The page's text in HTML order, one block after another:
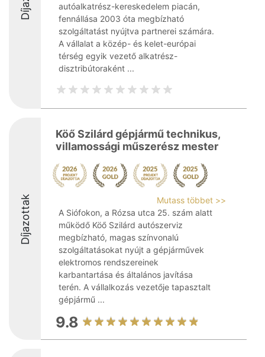
autóalkatrész-kereskedelem piacán,
fennállása 2003 óta megbízható
szolgáltatást nyújtva partnerei számára.
A vállalat a közép- és kelet-európai
térség egyik vezető alkatrész-
disztribútoraként ...
Díjazottak
Köő Szilárd gépjármű technikus,
villamossági műszerész mester
Mutass többet >>
A Siófokon, a Rózsa utca 25. szám alatt
működő Köő Szilárd autószerviz
megbízható, magas színvonalú
szolgáltatásokat nyújt a gépjárművek
elektromos rendszereinek
karbantartása és általános javítása
terén. A vállalkozás vezetője tapasztalt
gépjármű ...
9.8